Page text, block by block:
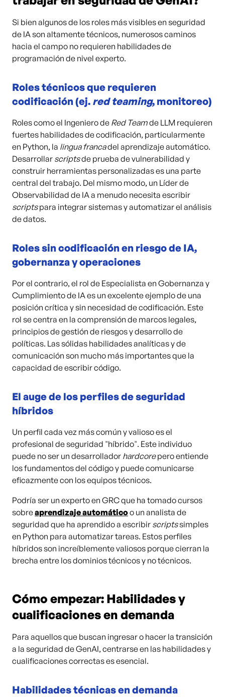
Si bien algunos de los roles más visibles en seguridad
de IA son altamente técnicos, numerosos caminos
hacia el campo no requieren habilidades de
programación de nivel experto.
Roles técnicos que requieren
codificación (ej. red teaming, monitoreo)
Roles como el Ingeniero de Red Teamde LLM requieren
fuertes habilidades de codificación, particularmente
en Python, la lingua francadel aprendizaje automático.
Desarrollar scriptsde prueba de vulnerabilidad y
construir herramientas personalizadas es una parte
central del trabajo. Del mismo modo, un Líder de
Observabilidad de IA a menudo necesita escribir
scriptspara integrar sistemas y automatizar el análisis
de datos.
Roles sin codificación en riesgo de IA,
gobernanza y operaciones
Por el contrario, el rol de Especialista en Gobernanza y
Cumplimiento de IA es un excelente ejemplo de una
posición crítica y sin necesidad de codificación. Este
rol se centra en la comprensión de marcos legales,
principios de gestión de riesgos y desarrollo de
políticas. Las sólidas habilidades analíticas y de
comunicación son mucho más importantes que la
capacidad de escribir código.
El auge de los perfiles de seguridad
híbridos
Un perfil cada vez más común y valioso es el
profesional de seguridad "híbrido". Este individuo
puede no ser un desarrollador hardcorepero entiende
los fundamentos del código y puede comunicarse
eficazmente con los equipos técnicos.
Podría ser un experto en GRC que ha tomado cursos
sobreaprendizaje automáticoo un analista de
seguridad que ha aprendido a escribir scriptssimples
en Python para automatizar tareas. Estos perfiles
híbridos son increíblemente valiosos porque cierran la
brecha entre los dominios técnicos y no técnicos.
Cómo empezar: Habilidades y
cualificaciones en demanda
Para aquellos que buscan ingresar o hacer la transición
a la seguridad de GenAI, centrarse en las habilidades y
cualificaciones correctas es esencial.
Habilidades técnicas en demanda